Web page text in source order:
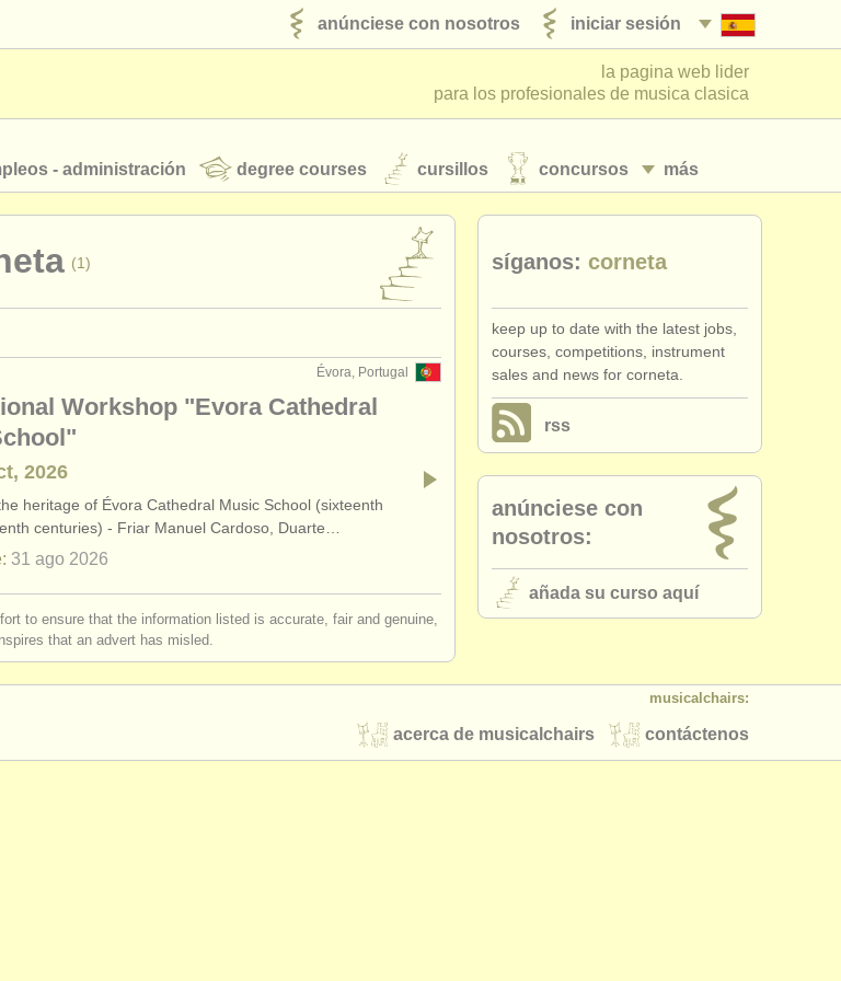
iniciar sesión
anúnciese con nosotros
la pagina web lider
para los profesionales de musica clasica
más
- administración degree courses cursillos concursos
faq
(1)
(2)
(7)
Évora, Portugal
Workshop "Evora Cathedral
2026
heritage of Évora Cathedral Music School (sixteenth
centuries) - Friar Manuel Cardoso, Duarte…
31 ago 2026
to ensure that the information listed is accurate, fair and genuine,
that an advert has misled.
síganos: corneta
keep up to date with the latest jobs,
courses, competitions, instrument
sales and news for corneta.
rss
anúnciese con
nosotros:
añada su curso aquí
musicalchairs:
contáctenos
acerca de musicalchairs